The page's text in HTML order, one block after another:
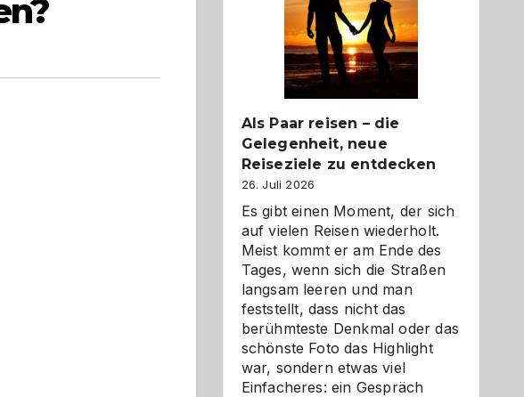
Als Paar reisen – die
Gelegenheit, neue
Reiseziele zu entdecken
26. Juli 2026
Es gibt einen Moment, der sich
auf vielen Reisen wiederholt.
Meist kommt er am Ende des
Tages, wenn sich die Straßen
langsam leeren und man
feststellt, dass nicht das
berühmteste Denkmal oder das
schönste Foto das Highlight
war, sondern etwas viel
Einfacheres: ein Gespräch